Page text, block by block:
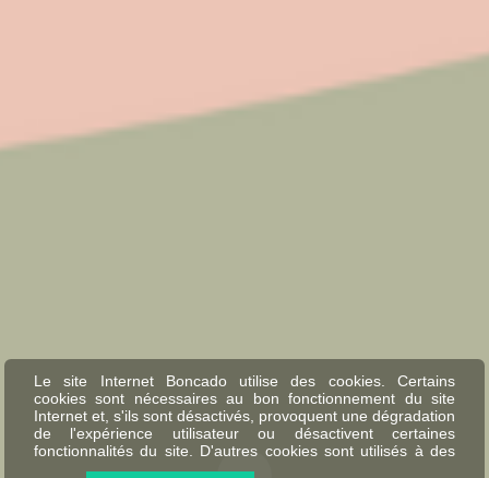
Le site Internet Boncado utilise des cookies. Certains
cookies sont nécessaires au bon fonctionnement du site
Internet et, s'ils sont désactivés, provoquent une dégradation
de l'expérience utilisateur ou désactivent certaines
fonctionnalités du site. D'autres cookies sont utilisés à des
fins d'analyse ou de marketing.